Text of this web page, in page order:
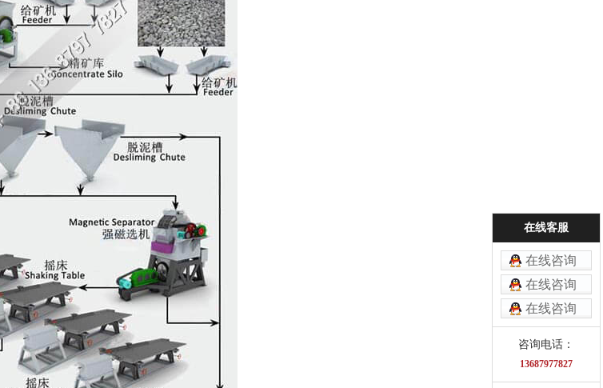
在线客服
在线咨询
在线咨询
在线咨询
咨询电话：
13687977827